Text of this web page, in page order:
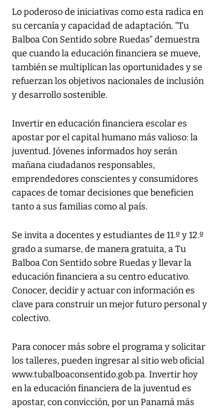
Lo poderoso de iniciativas como esta radica en
su cercanía y capacidad de adaptación. “Tu
Balboa Con Sentido sobre Ruedas” demuestra
que cuando la educación financiera se mueve,
también se multiplican las oportunidades y se
refuerzan los objetivos nacionales de inclusión
y desarrollo sostenible.
Invertir en educación financiera escolar es
apostar por el capital humano más valioso: la
juventud. Jóvenes informados hoy serán
mañana ciudadanos responsables,
emprendedores conscientes y consumidores
capaces de tomar decisiones que beneficien
tanto a sus familias como al país.
Se invita a docentes y estudiantes de 11.º y 12.º
grado a sumarse, de manera gratuita, a Tu
Balboa Con Sentido sobre Ruedas y llevar la
educación financiera a su centro educativo.
Conocer, decidir y actuar con información es
clave para construir un mejor futuro personal y
colectivo.
Para conocer más sobre el programa y solicitar
los talleres, pueden ingresar al sitio web oficial
www.tubalboaconsentido.gob.pa. Invertir hoy
en la educación financiera de la juventud es
apostar, con convicción, por un Panamá más